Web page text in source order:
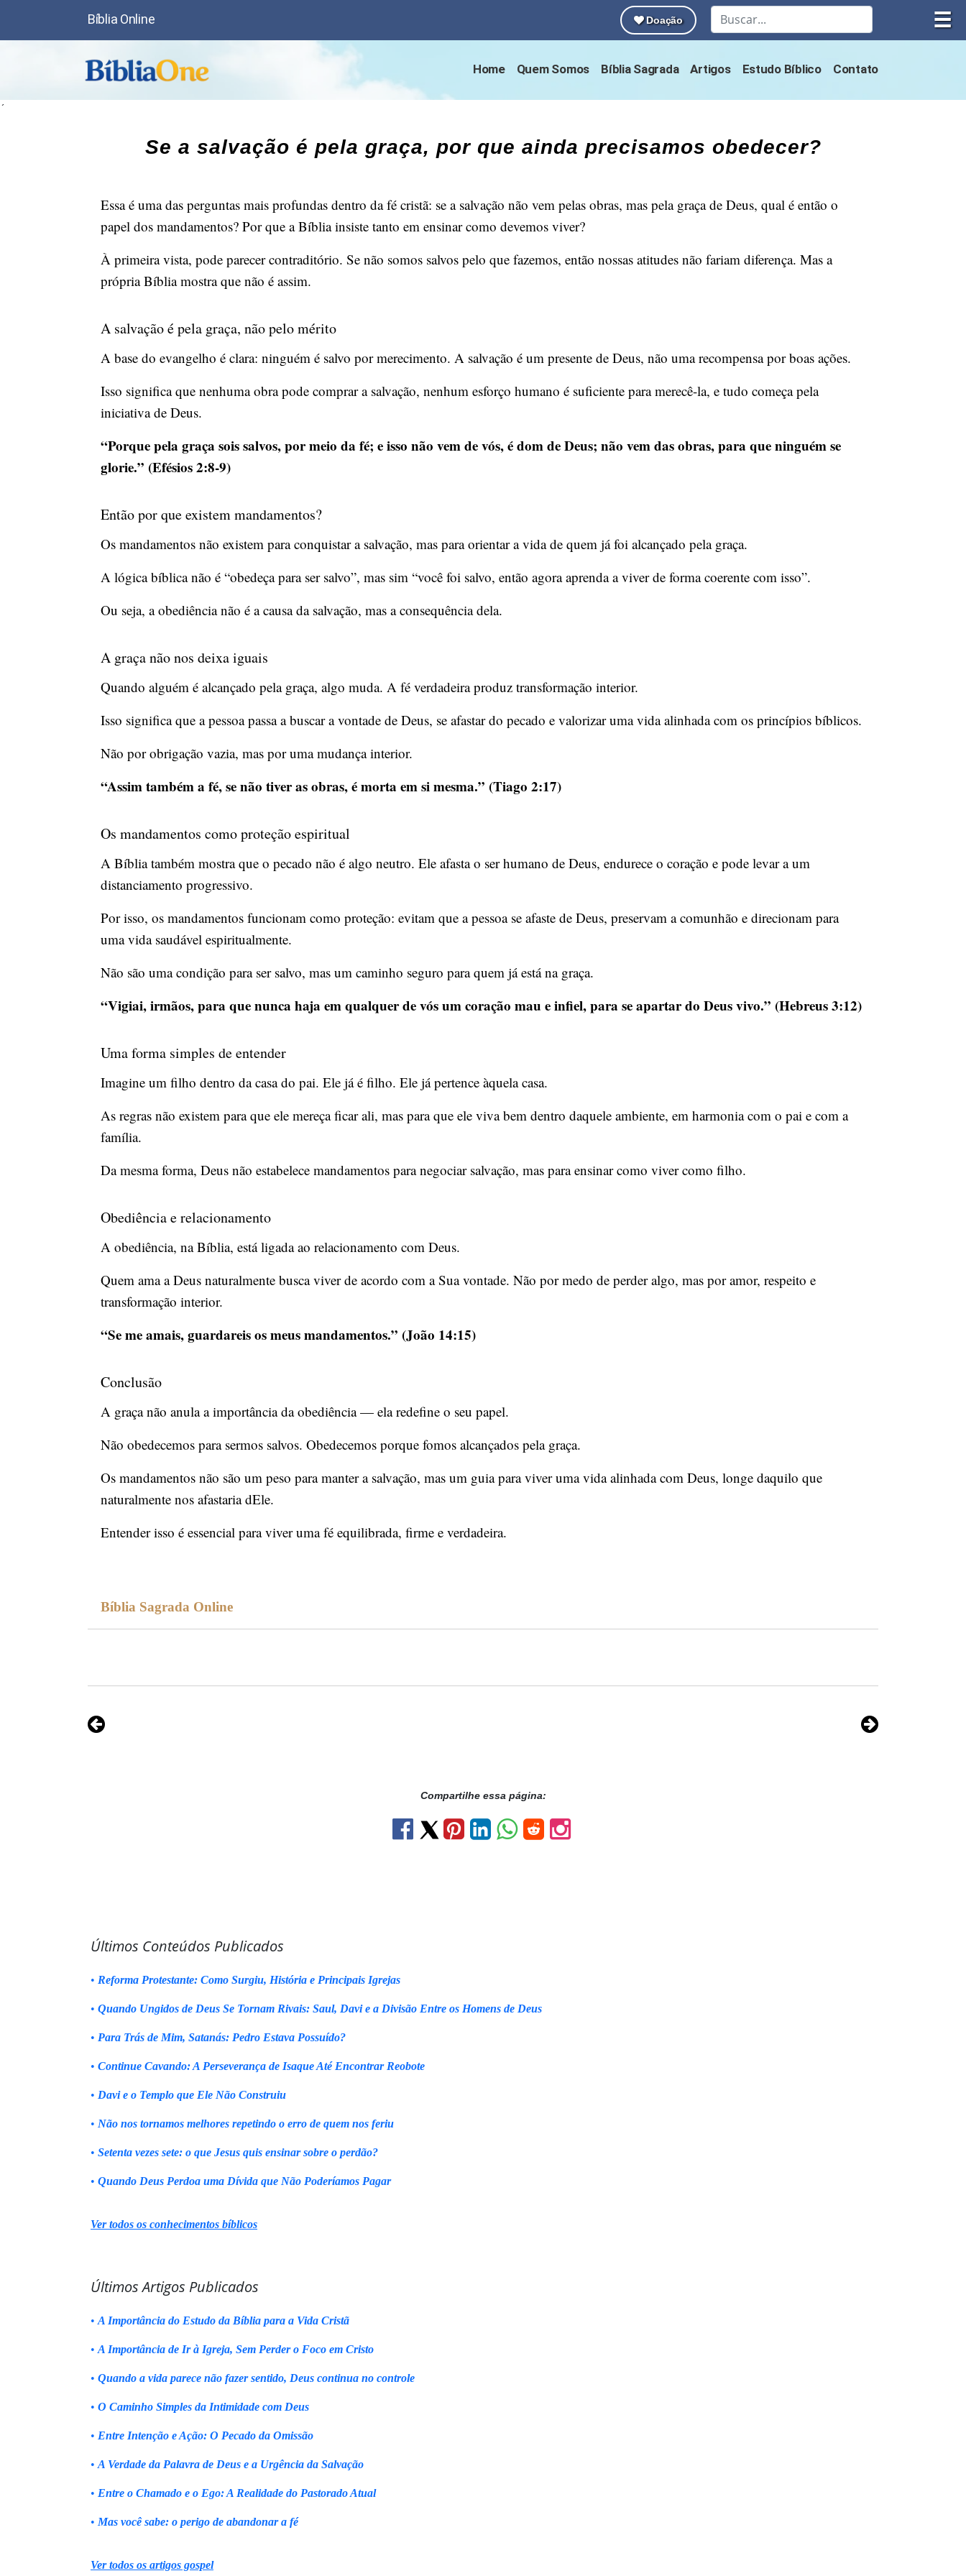
☰
Bíblia Online Doação
Home Quem Somos Bíblia Sagrada Artigos Estudo Bíblico Contato
´
Se a salvação é pela graça, por que ainda precisamos obedecer?
Essa é uma das perguntas mais profundas dentro da fé cristã: se a salvação não vem pelas obras, mas pela graça de Deus, qual é então o
papel dos mandamentos? Por que a Bíblia insiste tanto em ensinar como devemos viver?
À primeira vista, pode parecer contraditório. Se não somos salvos pelo que fazemos, então nossas atitudes não fariam diferença. Mas a
própria Bíblia mostra que não é assim.
A salvação é pela graça, não pelo mérito
A base do evangelho é clara: ninguém é salvo por merecimento. A salvação é um presente de Deus, não uma recompensa por boas ações.
Isso significa que nenhuma obra pode comprar a salvação, nenhum esforço humano é suficiente para merecê-la, e tudo começa pela
iniciativa de Deus.
“Porque pela graça sois salvos, por meio da fé; e isso não vem de vós, é dom de Deus; não vem das obras, para que ninguém se
glorie.” (Efésios 2:8-9)
Então por que existem mandamentos?
Os mandamentos não existem para conquistar a salvação, mas para orientar a vida de quem já foi alcançado pela graça.
A lógica bíblica não é “obedeça para ser salvo”, mas sim “você foi salvo, então agora aprenda a viver de forma coerente com isso”.
Ou seja, a obediência não é a causa da salvação, mas a consequência dela.
A graça não nos deixa iguais
Quando alguém é alcançado pela graça, algo muda. A fé verdadeira produz transformação interior.
Isso significa que a pessoa passa a buscar a vontade de Deus, se afastar do pecado e valorizar uma vida alinhada com os princípios bíblicos.
Não por obrigação vazia, mas por uma mudança interior.
“Assim também a fé, se não tiver as obras, é morta em si mesma.” (Tiago 2:17)
Os mandamentos como proteção espiritual
A Bíblia também mostra que o pecado não é algo neutro. Ele afasta o ser humano de Deus, endurece o coração e pode levar a um
distanciamento progressivo.
Por isso, os mandamentos funcionam como proteção: evitam que a pessoa se afaste de Deus, preservam a comunhão e direcionam para
uma vida saudável espiritualmente.
Não são uma condição para ser salvo, mas um caminho seguro para quem já está na graça.
“Vigiai, irmãos, para que nunca haja em qualquer de vós um coração mau e infiel, para se apartar do Deus vivo.” (Hebreus 3:12)
Uma forma simples de entender
Imagine um filho dentro da casa do pai. Ele já é filho. Ele já pertence àquela casa.
As regras não existem para que ele mereça ficar ali, mas para que ele viva bem dentro daquele ambiente, em harmonia com o pai e com a
família.
Da mesma forma, Deus não estabelece mandamentos para negociar salvação, mas para ensinar como viver como filho.
Obediência e relacionamento
A obediência, na Bíblia, está ligada ao relacionamento com Deus.
Quem ama a Deus naturalmente busca viver de acordo com a Sua vontade. Não por medo de perder algo, mas por amor, respeito e
transformação interior.
“Se me amais, guardareis os meus mandamentos.” (João 14:15)
Conclusão
A graça não anula a importância da obediência — ela redefine o seu papel.
Não obedecemos para sermos salvos. Obedecemos porque fomos alcançados pela graça.
Os mandamentos não são um peso para manter a salvação, mas um guia para viver uma vida alinhada com Deus, longe daquilo que
naturalmente nos afastaria dEle.
Entender isso é essencial para viver uma fé equilibrada, firme e verdadeira.
Bíblia Sagrada Online
Compartilhe essa página:
Últimos Conteúdos Publicados
• Reforma Protestante: Como Surgiu, História e Principais Igrejas
• Quando Ungidos de Deus Se Tornam Rivais: Saul, Davi e a Divisão Entre os Homens de Deus
• Para Trás de Mim, Satanás: Pedro Estava Possuído?
• Continue Cavando: A Perseverança de Isaque Até Encontrar Reobote
• Davi e o Templo que Ele Não Construiu
• Não nos tornamos melhores repetindo o erro de quem nos feriu
• Setenta vezes sete: o que Jesus quis ensinar sobre o perdão?
• Quando Deus Perdoa uma Dívida que Não Poderíamos Pagar
Ver todos os conhecimentos bíblicos
Últimos Artigos Publicados
• A Importância do Estudo da Bíblia para a Vida Cristã
• A Importância de Ir à Igreja, Sem Perder o Foco em Cristo
• Quando a vida parece não fazer sentido, Deus continua no controle
• O Caminho Simples da Intimidade com Deus
• Entre Intenção e Ação: O Pecado da Omissão
• A Verdade da Palavra de Deus e a Urgência da Salvação
• Entre o Chamado e o Ego: A Realidade do Pastorado Atual
• Mas você sabe: o perigo de abandonar a fé
Ver todos os artigos gospel